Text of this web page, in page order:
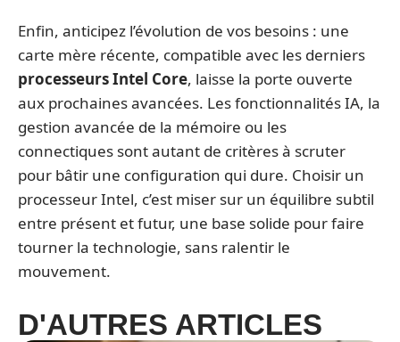
Enfin, anticipez l’évolution de vos besoins : une
carte mère récente, compatible avec les derniers
processeurs Intel Core, laisse la porte ouverte
aux prochaines avancées. Les fonctionnalités IA, la
gestion avancée de la mémoire ou les
connectiques sont autant de critères à scruter
pour bâtir une configuration qui dure. Choisir un
processeur Intel, c’est miser sur un équilibre subtil
entre présent et futur, une base solide pour faire
tourner la technologie, sans ralentir le
mouvement.
D'AUTRES ARTICLES